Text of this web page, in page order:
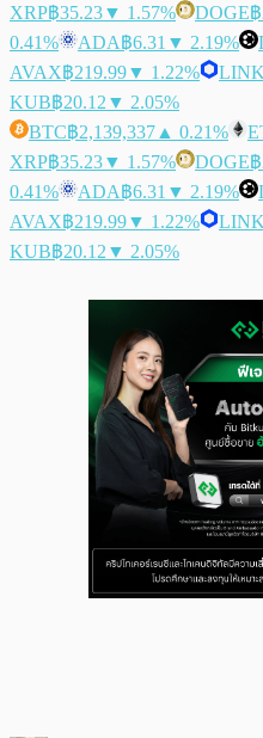
XRP฿35.23▼ 1.57% DOGE
0.41%
ADA฿6.31 ▼ 2.19%
AVAX฿219.99▼ 1.22% LINK
KUB฿20.12 ▼ 2.05%
BTC฿2,139,337 ▲ 0.21%
XRP฿35.23▼ 1.57% DOGE
0.41%
ADA฿6.31 ▼ 2.19%
AVAX฿219.99▼ 1.22% LINK
KUB฿20.12 ▼ 2.05%